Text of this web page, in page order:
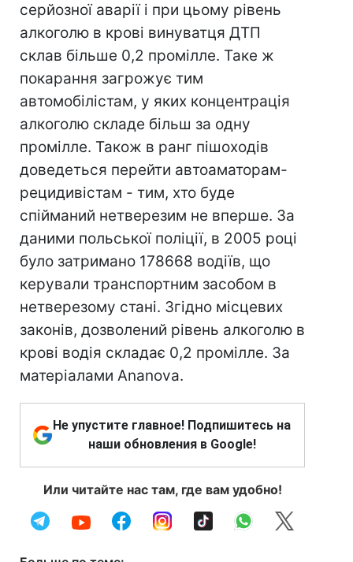
серйозної аварії і при цьому рівень
алкоголю в крові винуватця ДТП
склав більше 0,2 промілле. Таке ж
покарання загрожує тим
автомобілістам, у яких концентрація
алкоголю складе більш за одну
промілле. Також в ранг пішоходів
доведеться перейти автоаматорам-
рецидивістам - тим, хто буде
спійманий нетверезим не вперше. За
даними польської поліції, в 2005 році
було затримано 178668 водіїв, що
керували транспортним засобом в
нетверезому стані. Згідно місцевих
законів, дозволений рівень алкоголю в
крові водія складає 0,2 промілле. За
матеріалами Ananova.
Не упустите главное! Подпишитесь на
наши обновления в Google!
Или читайте нас там, где вам удобно!